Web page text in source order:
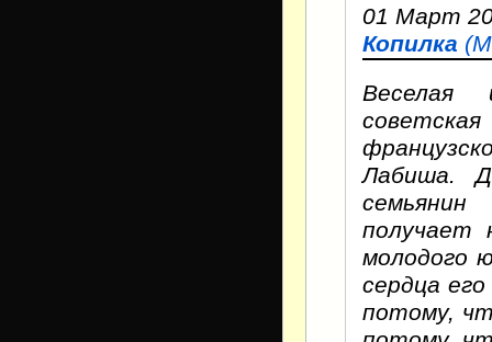
01 Март
Копилка (
Веселая
Лабиша.
получает
молодого
сердца
потому,